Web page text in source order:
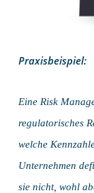
Praxisbeispiel:
Eine Risk
regulatorisches
welche
Unternehmen
sie nicht, wohl